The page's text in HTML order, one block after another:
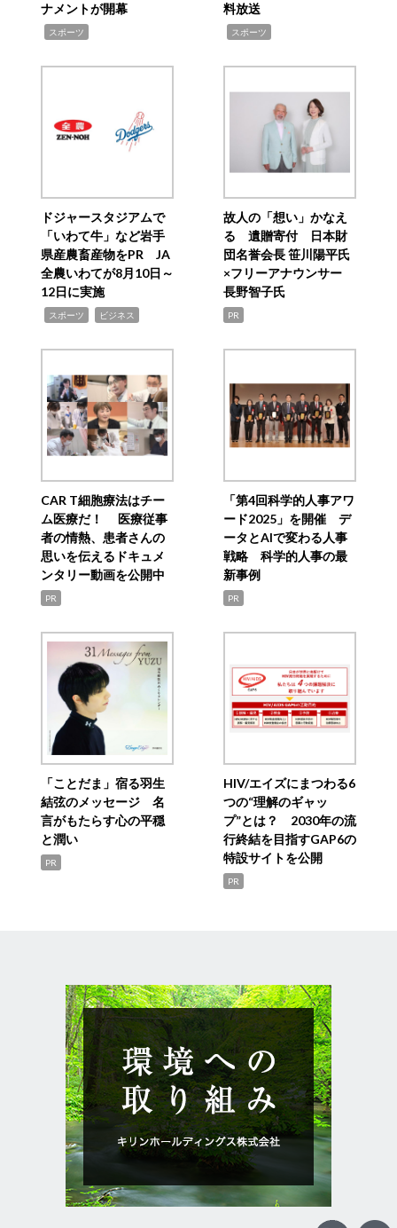
ナメントが開幕
スポーツ
料放送
スポーツ
ドジャースタジアムで
「いわて牛」など岩手
県産農畜産物をPR JA
全農いわてが8月10日～
12日に実施
スポーツ ビジネス
故人の「想い」かなえ
る 遺贈寄付 日本財
団名誉会長 笹川陽平氏
×フリーアナウンサー
長野智子氏
PR
CAR T細胞療法はチー
ム医療だ！ 医療従事
者の情熱、患者さんの
思いを伝えるドキュメ
ンタリー動画を公開中
PR
「第4回科学的人事アワ
ード2025」を開催 デ
ータとAIで変わる人事
戦略 科学的人事の最
新事例
PR
「ことだま」宿る羽生
結弦のメッセージ 名
言がもたらす心の平穏
と潤い
PR
HIV/エイズにまつわる6
つの“理解のギャッ
プ”とは？ 2030年の流
行終結を目指すGAP6の
特設サイトを公開
PR